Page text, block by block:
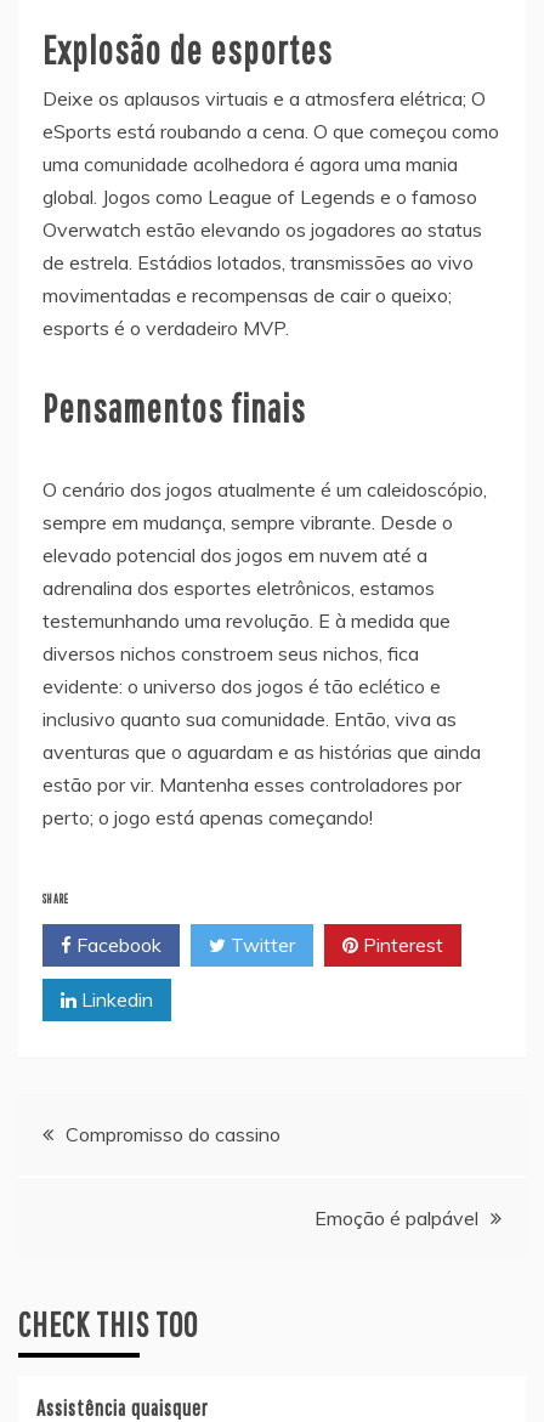
Explosão de esportes
Deixe os aplausos virtuais e a atmosfera elétrica; O
eSports está roubando a cena. O que começou como
uma comunidade acolhedora é agora uma mania
global. Jogos como League of Legends e o famoso
Overwatch estão elevando os jogadores ao status
de estrela. Estádios lotados, transmissões ao vivo
movimentadas e recompensas de cair o queixo;
esports é o verdadeiro MVP.
Pensamentos finais
O cenário dos jogos atualmente é um caleidoscópio,
sempre em mudança, sempre vibrante. Desde o
elevado potencial dos jogos em nuvem até a
adrenalina dos esportes eletrônicos, estamos
testemunhando uma revolução. E à medida que
diversos nichos constroem seus nichos, fica
evidente: o universo dos jogos é tão eclético e
inclusivo quanto sua comunidade. Então, viva as
aventuras que o aguardam e as histórias que ainda
estão por vir. Mantenha esses controladores por
perto; o jogo está apenas começando!
SHARE
Facebook Twitter Pinterest
Linkedin
Navegação
Compromisso do cassino
Emoção é palpável
CHECK THIS TOO
Assistência quaisquer